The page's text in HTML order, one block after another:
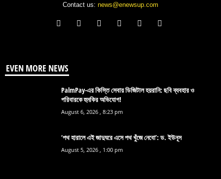
Contact us: news@enewsup.com
EVEN MORE NEWS
PalmPay-এর কিস্তি সেবায় ডিজিটাল হয়রানি: ছবি ব্যবহার ও
পরিবারকে হুমকির অভিযোগ!
August 6, 2026 , 8:23 pm
‘পথ হারালে এই জাদুঘরে এসে পথ খুঁজে নেবো’: ড. ইউনূস
August 5, 2026 , 1:00 pm